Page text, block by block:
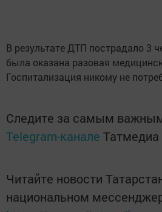
В результате ДТП пострадало 3
была оказана разовая
Госпитализация никому не
Следите за самым
Telegram-канале Татмедиа
Читайте новости
национальном